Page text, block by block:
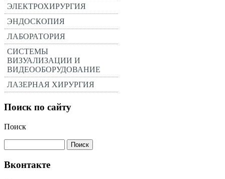
ЭЛЕКТРОХИРУРГИЯ
ЭНДОСКОПИЯ
ЛАБОРАТОРИЯ
СИСТЕМЫ
ВИЗУАЛИЗАЦИИ И
ВИДЕООБОРУДОВАНИЕ
ЛАЗЕРНАЯ ХИРУРГИЯ
Поиск по сайту
Поиск
Вконтакте